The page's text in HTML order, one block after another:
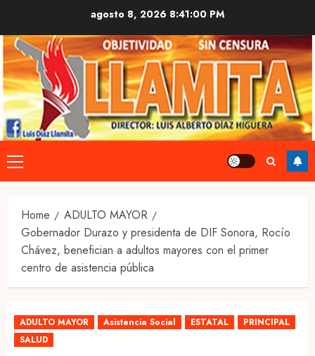
content
agosto 8, 20268:41:01 PM
Primary
Menu
Home
ADULTO MAYOR
Gobernador Durazo y presidenta de DIF Sonora, Rocío
Chávez, benefician a adultos mayores con el primer
centro de asistencia pública
ADULTO MAYOR Asistencia Social ESTATAL
PRINCIPAL
SALUD